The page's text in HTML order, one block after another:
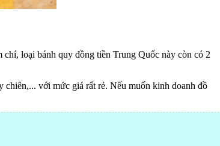
loại bánh quy đồng tiền Trung Quốc này còn có 2
chiên,... với mức giá rất rẻ. Nếu muốn kinh doanh đồ